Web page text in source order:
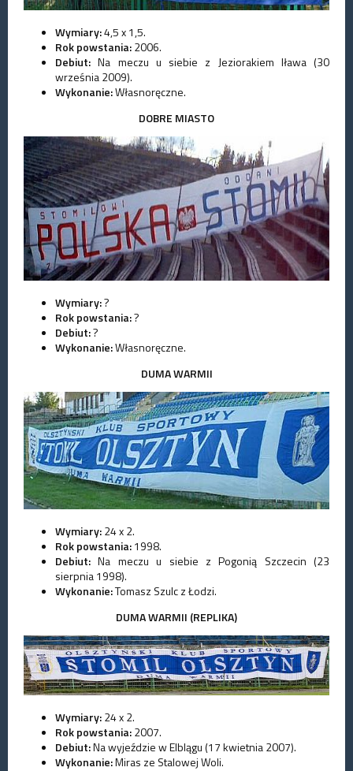
Wymiary:4,5 x 1,5.
Rok powstania:2006.
Debiut: Na meczu u siebie z Jeziorakiem Iława (30
września 2009).
Wykonanie:Własnoręczne.
DOBRE MIASTO
Wymiary:?
Rok powstania:?
Debiut:?
Wykonanie:Własnoręczne.
DUMA WARMII
Wymiary:24 x 2.
Rok powstania:1998.
Debiut: Na meczu u siebie z Pogonią Szczecin (23
sierpnia 1998).
Wykonanie:Tomasz Szulc z Łodzi.
DUMA WARMII (REPLIKA)
Wymiary:24 x 2.
Rok powstania:2007.
Debiut:Na wyjeździe w Elblągu (17 kwietnia 2007).
Wykonanie:Miras ze Stalowej Woli.